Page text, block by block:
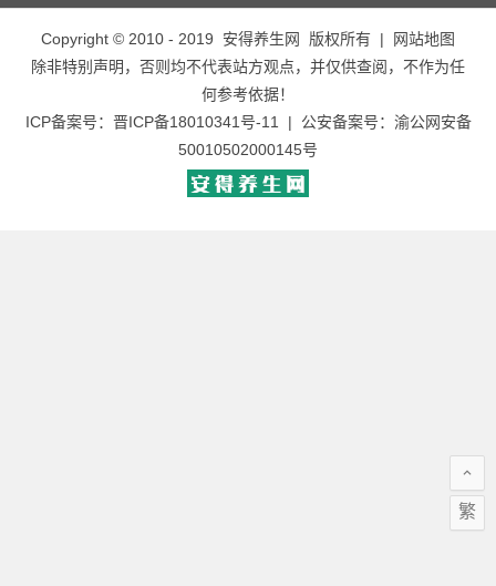
Copyright © 2010 - 2019 安得养生网 版权所有 |
网站地图
除非特别声明，否则均不代表站方观点，并仅供查阅，不作为任
何参考依据！
ICP备案号： 晋ICP备18010341号-11 | 公安备案号： 渝公网安备
50010502000145号
繁